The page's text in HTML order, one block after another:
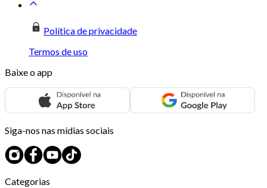
Política de privacidade
Termos de uso
Baixe o app
Siga-nos nas mídias sociais
Categorias